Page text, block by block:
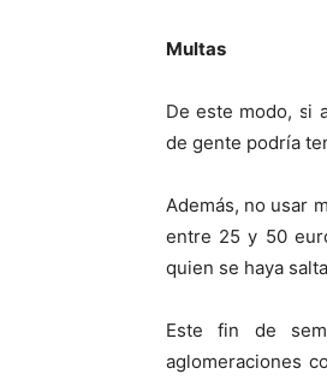
Multas
De este modo, si
de gente podría
Además, no usar
entre 25 y 50
quien se haya
Este fin de
aglomeraciones